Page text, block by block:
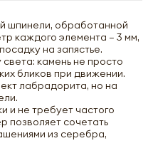
шпинели, обработанной
каждого элемента — 3 мм,
на запястье.
камень не просто
бликов при движении.
лабрадорита, но на
и не требует частого
позволяет сочетать
из серебра,